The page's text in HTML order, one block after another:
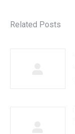
Related Posts